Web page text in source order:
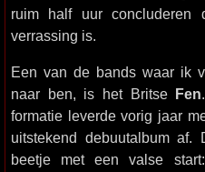
ruim half uur concluderen
verrassing is.
Een van de bands waar ik
naar ben, is het Britse Fen
formatie leverde vorig jaar
uitstekend debuutalbum
beetje met een valse